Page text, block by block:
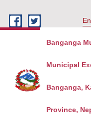
Banganga
Municipal
Banganga,
Province,